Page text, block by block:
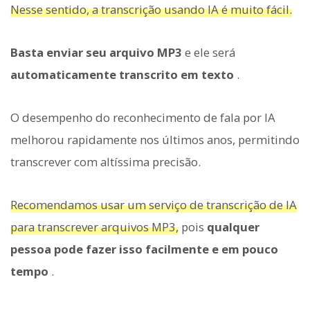
Nesse sentido, a transcrição usando IA é muito fácil.
Basta enviar seu arquivo MP3 e ele será
automaticamente transcrito em texto .
O desempenho do reconhecimento de fala por IA
melhorou rapidamente nos últimos anos, permitindo
transcrever com altíssima precisão.
Recomendamos usar um serviço de transcrição de IA
para transcrever arquivos MP3, pois qualquer
pessoa pode fazer isso facilmente e em pouco
tempo .